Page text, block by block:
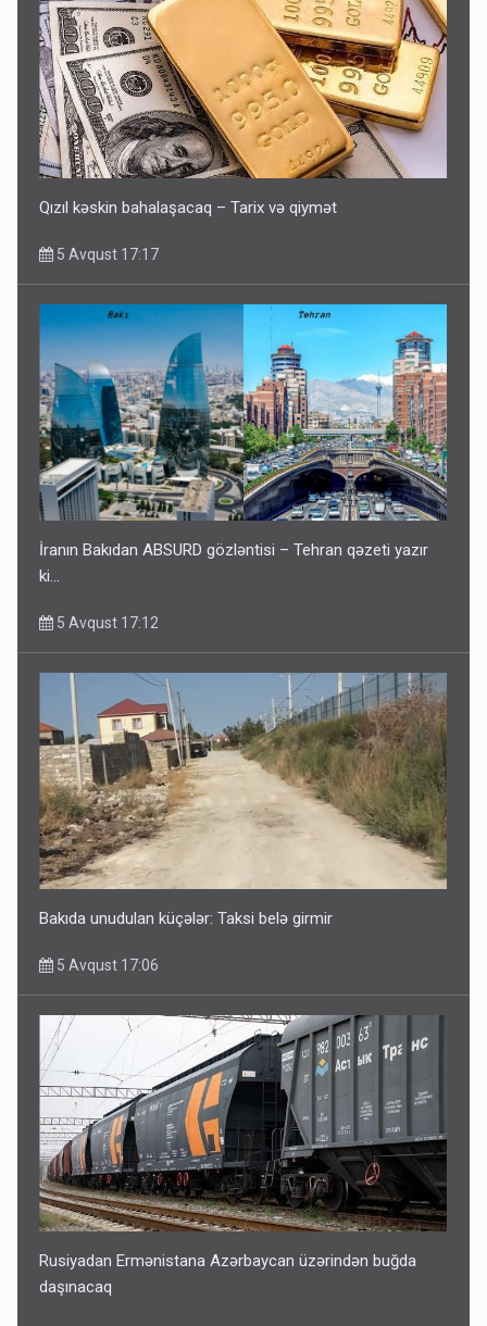
Qızıl kəskin bahalaşacaq – Tarix və qiymət
5 Avqust 17:17
İranın Bakıdan ABSURD gözləntisi – Tehran qəzeti yazır
ki…
5 Avqust 17:12
Bakıda unudulan küçələr: Taksi belə girmir
5 Avqust 17:06
Rusiyadan Ermənistana Azərbaycan üzərindən buğda
daşınacaq